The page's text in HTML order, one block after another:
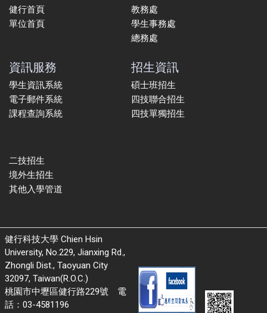
健行首頁
單位首頁
教務處
學生事務處
總務處
資訊服務
學生資訊系統
電子郵件系統
課程查詢系統
招生資訊
碩士班招生
四技聯合招生
四技單獨招生
二技招生
境外生招生
其他入學管道
健行科技大學 Chien Hsin
University, No.229, Jianxing Rd.,
Zhongli Dist., Taoyuan City
32097, Taiwan(R.O.C.)
桃園市中壢區健行路229號 電
話：03-4581196